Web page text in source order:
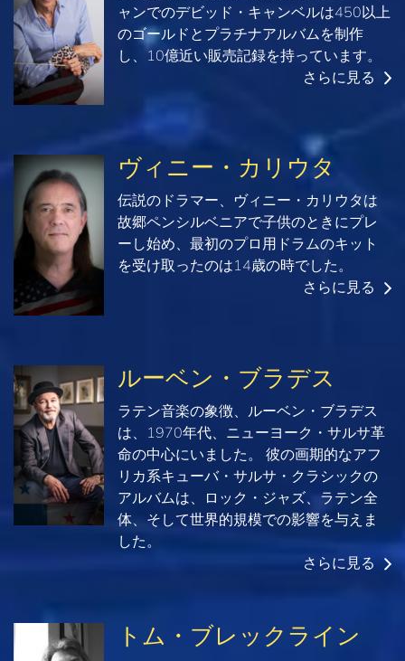
ャンでのデビッド・キャンベルは450以上
のゴールドとプラチナアルバムを制作
し、10億近い販売記録を持っています。
さらに見る
ヴィニー・カリウタ
伝説のドラマー、ヴィニー・カリウタは
故郷ペンシルベニアで子供のときにプレ
ーし始め、最初のプロ用ドラムのキット
を受け取ったのは14歳の時でした。
さらに見る
ルーベン・ブラデス
ラテン音楽の象徴、ルーベン・ブラデス
は、1970年代、ニューヨーク・サルサ革
命の中心にいました。 彼の画期的なアフ
リカ系キューバ・サルサ・クラシックの
アルバムは、ロック・ジャズ、ラテン全
体、そして世界的規模での影響を与えま
した。
さらに見る
トム・ブレックライン